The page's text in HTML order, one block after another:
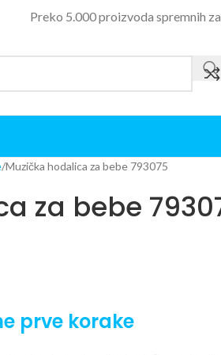
Preko 5.000 proizvoda spremnih
Muzička hodalica za bebe 793075
za bebe
prve korake